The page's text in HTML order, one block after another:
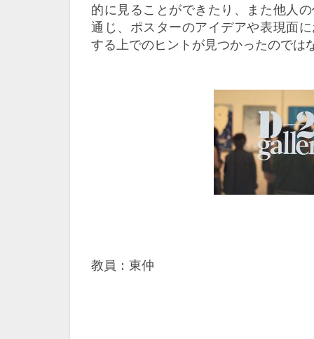
的に見ることができたり、また他人
通じ、ポスターのアイデアや表現面
する上でのヒントが見つかったのでは
教員：東仲